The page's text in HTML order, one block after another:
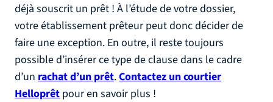
déjà souscrit un prêt ! À l’étude de votre dossier,
votre établissement prêteur peut donc décider de
faire une exception. En outre, il reste toujours
possible d’insérer ce type de clause dans le cadre
d’un rachat d’un prêt.Contactez un courtier
Helloprêt pour en savoir plus !